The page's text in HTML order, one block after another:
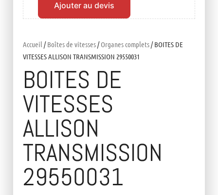
Accueil /Boîtes de vitesses/Organes complets/ BOITES DE
VITESSES ALLISON TRANSMISSION 29550031
BOITES DE
VITESSES
ALLISON
TRANSMISSION
29550031
Ajouter au devis